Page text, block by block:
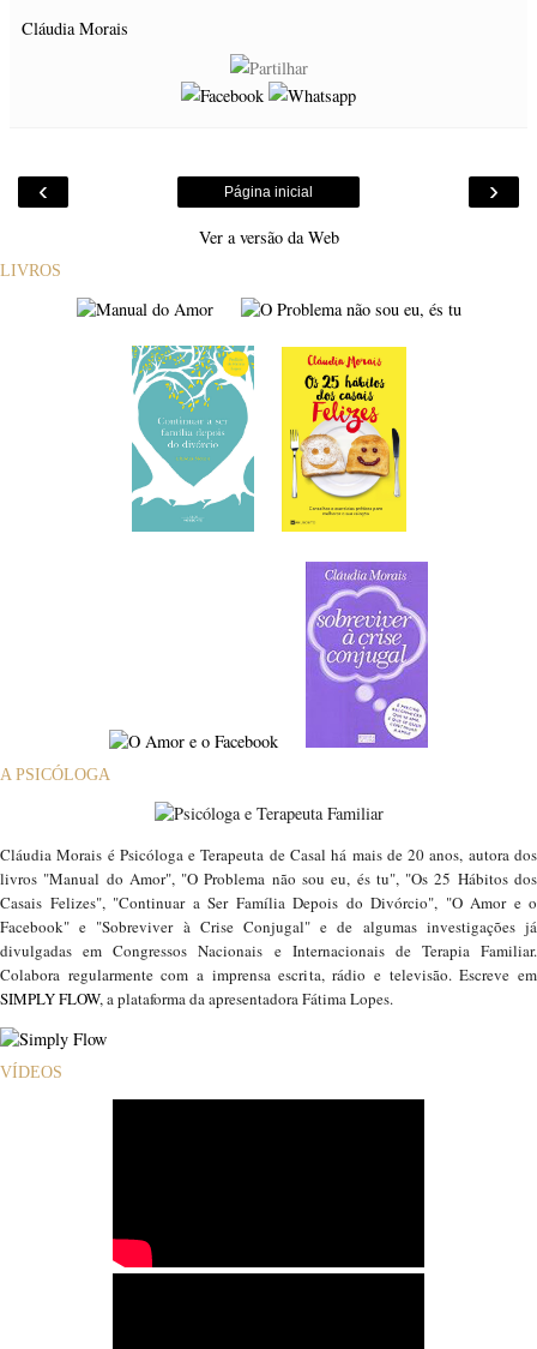
Cláudia Morais
‹ ›
Página inicial
Ver a versão da Web
LIVROS
A PSICÓLOGA
Cláudia Morais é Psicóloga e Terapeuta de Casal há mais de 20 anos, autora dos
livros "Manual do Amor", "O Problema não sou eu, és tu", "Os 25 Hábitos dos
Casais Felizes", "Continuar a Ser Família Depois do Divórcio", "O Amor e o
Facebook" e "Sobreviver à Crise Conjugal" e de algumas investigações já
divulgadas em Congressos Nacionais e Internacionais de Terapia Familiar.
Colabora regularmente com a imprensa escrita, rádio e televisão. Escreve em
SIMPLY FLOW, a plataforma da apresentadora Fátima Lopes.
VÍDEOS